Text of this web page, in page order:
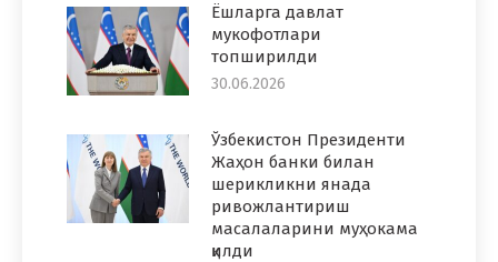
Ёшларга давлат
мукофотлари
топширилди
30.06.2026
Ўзбекистон Президенти
Жаҳон банки билан
шерикликни янада
ривожлантириш
масалаларини муҳокама
қилди